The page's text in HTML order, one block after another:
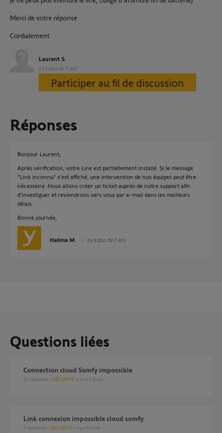
Merci de votre réponse
Cordialement
Laurent S.
il y a plus de 7 ans
Participer au fil de discussion
Réponses
Bonjour Laurent,
Après vérification, votre Link est partiellement installé. Si le message
"Link inconnu" s'est affiché, une intervention de nos équipes peut être
nécessaire. Nous allons créer un ticket auprès de notre support afin
d'investiguer et reviendrons vers vous par e-mail dans les meilleurs
délais.
Bonne journée,
Halima M. il y a plus de 7 ans
Questions liées
Connection cloud Somfy impossible
11 réponses SÉCURITÉ il y a 7 jours
Link connexion impossible cloud somfy
7 réponses SÉCURITÉ il y a 6 mois